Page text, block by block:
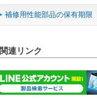
補修用性能部品の保有期限
関連リンク